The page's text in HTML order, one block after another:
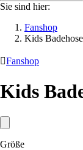
Sie sind hier:
Fanshop
Kids
Fanshop
Kids
Größe